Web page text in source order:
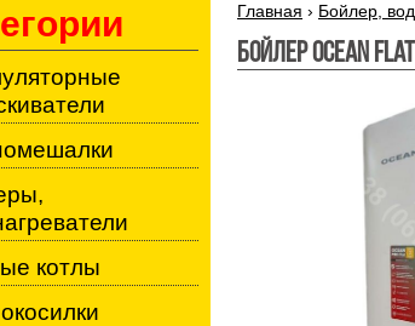
Главная › Бойлер,
Бойлер OCEAN Flat
котлы